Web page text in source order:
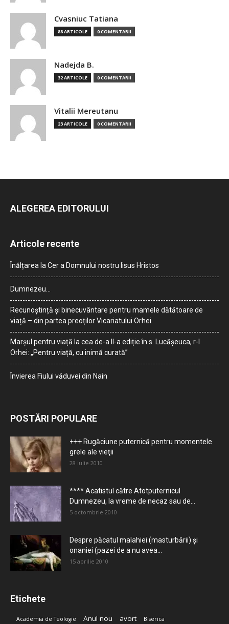
Cvasniuc Tatiana
88 ARTICOLE 0 COMENTARII
Nadejda B.
32 ARTICOLE 0 COMENTARII
Vitalii Mereutanu
23 ARTICOLE 0 COMENTARII
ALEGEREA EDITORULUI
Articole recente
Înălțarea la Cer a Domnului nostru Iisus Hristos
Dumnezeu…
Recunoștință și binecuvântare pentru mamele dătătoare de
viață – din partea preoților Vicariatului Orhei
Marșul pentru viață la cea de-a II-a ediție în s. Lucășeuca, r-l
Orhei: „Pentru viață, cu inimă curată”
Învierea Fiului văduvei din Nain
POSTĂRI POPULARE
+++ Rugăciune puternică pentru momentele
grele ale vieţii
28 iulie 2010
**** Acatistul către Atotputernicul
Dumnezeu, la vreme de necaz sau de...
5 octombrie 2010
Despre păcatul malahiei (masturbării) şi
onaniei (pazei de a nu avea...
15 aprilie 2010
Etichete
Academia de Teologie Anul nou avort Biserica